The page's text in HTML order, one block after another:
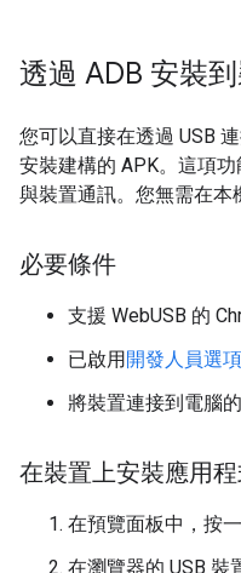
透過 ADB 安裝
您可以直接在透過 USB
安裝建構的 APK。這項
與裝置通訊。您無需在本
必要條件
支援 WebUSB 的
已啟用開發人員選
將裝置連接到電腦的
在裝置上安裝應用
在預覽面板中，按
在瀏覽器的 USB 裝